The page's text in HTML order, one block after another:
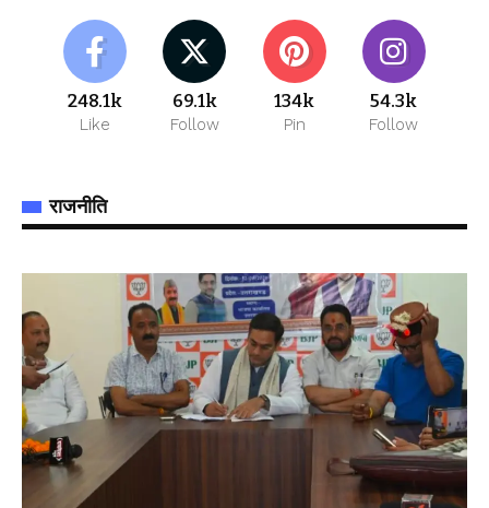
248.1k
Like
69.1k
Follow
134k
Pin
54.3k
Follow
राजनीति